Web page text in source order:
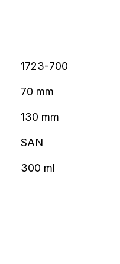
1723-700
70 mm
130 mm
SAN
300 ml